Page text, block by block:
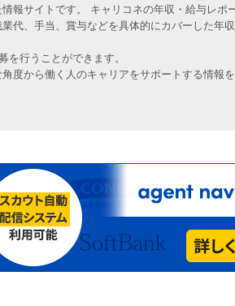
報サイトです。 キャリコネの年収・給与レポ
代、手当、賞与などを具体的にカバーした年
行うことができます。
度から働く人のキャリアをサポートする情報